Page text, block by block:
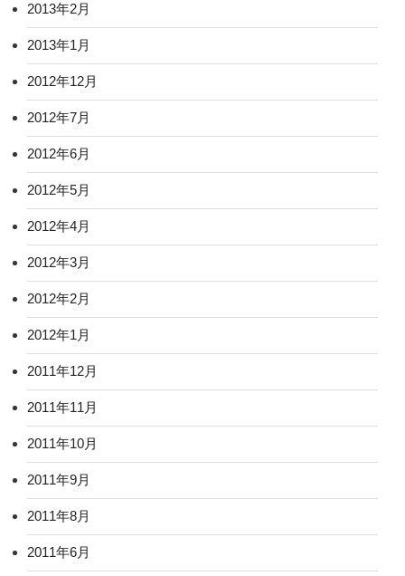
2013年2月
2013年1月
2012年12月
2012年7月
2012年6月
2012年5月
2012年4月
2012年3月
2012年2月
2012年1月
2011年12月
2011年11月
2011年10月
2011年9月
2011年8月
2011年6月